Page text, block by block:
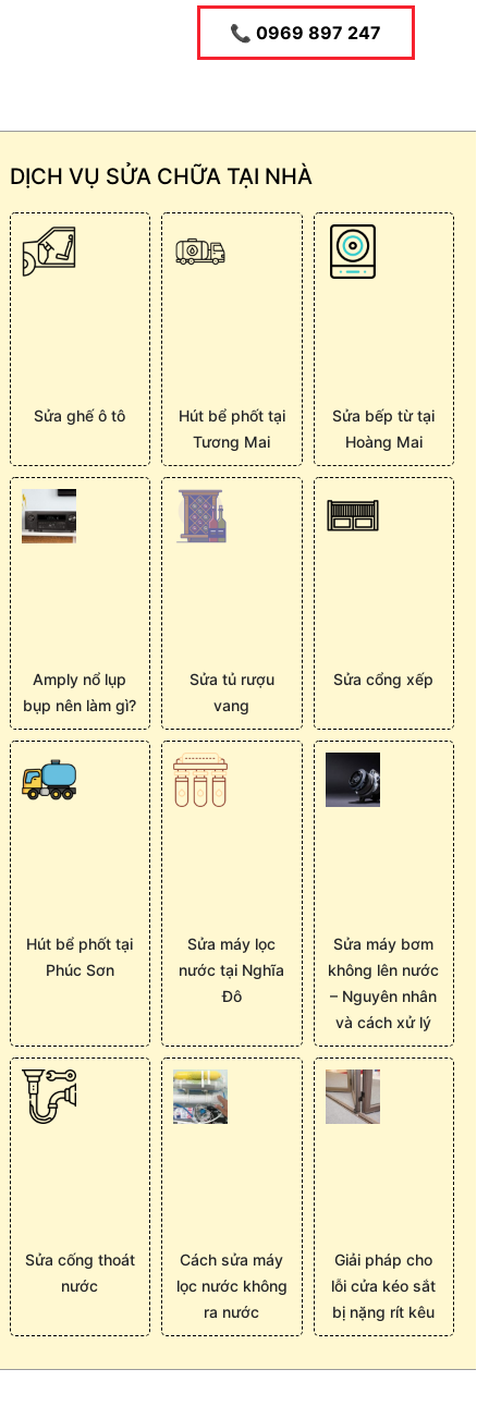
📞 0969 897 247
DỊCH VỤ SỬA CHỮA TẠI NHÀ
Sửa ghế ô tô
Hút bể phốt tại
Tương Mai
Sửa bếp từ tại
Hoàng Mai
Amply nổ lụp
bụp nên làm gì?
Sửa tủ rượu
vang
Sửa cổng xếp
Hút bể phốt tại
Phúc Sơn
Sửa máy lọc
nước tại Nghĩa
Đô
Sửa máy bơm
không lên nước
– Nguyên nhân
và cách xử lý
Sửa cống thoát
nước
Cách sửa máy
lọc nước không
ra nước
Giải pháp cho
lỗi cửa kéo sắt
bị nặng rít kêu